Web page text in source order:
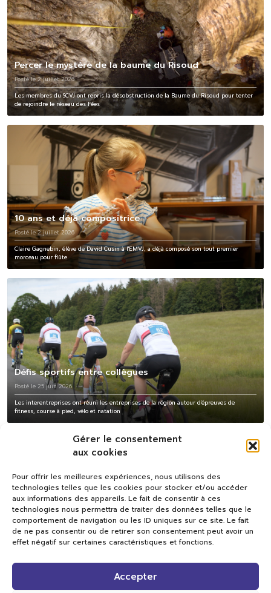
Gérer le consentement
aux cookies
Pour offrir les meilleures expériences, nous utilisons des
technologies telles que les cookies pour stocker et/ou accéder
aux informations des appareils. Le fait de consentir à ces
technologies nous permettra de traiter des données telles que le
comportement de navigation ou les ID uniques sur ce site. Le fait
de ne pas consentir ou de retirer son consentement peut avoir un
effet négatif sur certaines caractéristiques et fonctions.
Accepter
Percer le mystère de la baume du Risoud
Posté le 2 juillet 2026
Les membres du SCVJ ont repris la désobstruction de la Baume du Risoud pour tenter
de rejoindre le réseau des Fées
10 ans et déjà compositrice
Posté le 2 juillet 2026
Claire Gagnebin, élève de David Cusin à l'EMVJ, a déjà composé son tout premier
morceau pour flûte
Défis sportifs entre collègues
Posté le 25 juin 2026
Les interentreprises ont réuni les entreprises de la région autour d'épreuves de
fitness, course à pied, vélo et natation
Val TV
Centre de Compétences Médias
Rue du Pont-Neuf 24